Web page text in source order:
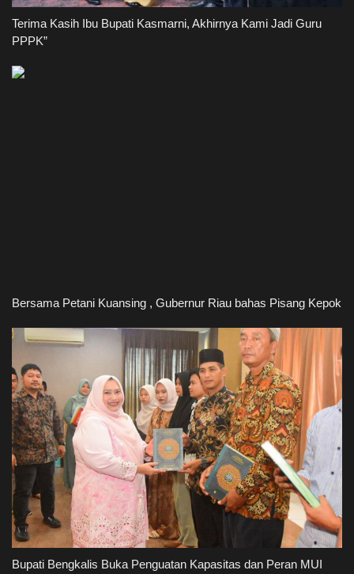
Terima Kasih Ibu Bupati Kasmarni, Akhirnya Kami Jadi Guru
PPPK”
Bersama Petani Kuansing , Gubernur Riau bahas Pisang Kepok
Bupati Bengkalis Buka Penguatan Kapasitas dan Peran MUI